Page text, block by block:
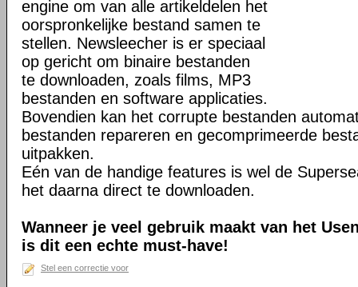
engine om van alle artikeldelen het
oorspronkelijke bestand samen te
stellen. Newsleecher is er speciaal
op gericht om binaire bestanden
te downloaden, zoals films, MP3
bestanden en software applicaties.
Bovendien kan het corrupte bestanden
bestanden repareren en gecomprimeerde
uitpakken.
Eén van de handige features is wel de
het daarna direct te downloaden.
Wanneer je veel gebruik maakt van het
is dit een echte must-have!
Stel een correctie voor